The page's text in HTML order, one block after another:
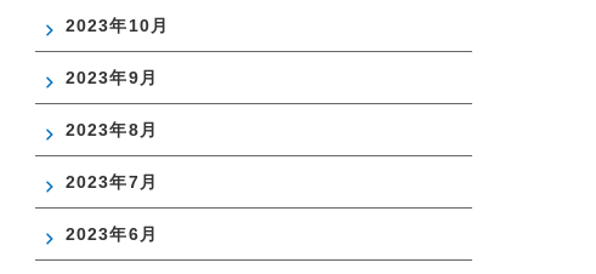
2023年10月
2023年9月
2023年8月
2023年7月
2023年6月